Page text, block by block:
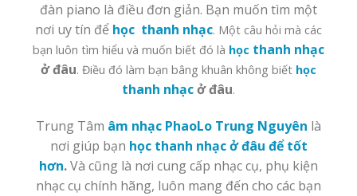
đàn piano là điều đơn giản. Bạn muốn tìm một
nơi uy tín để học thanh nhạc. Một câu hỏi mà các
bạn luôn tìm hiểu và muốn biết đó là học thanh nhạc
ở đâu. Điều đó làm bạn bâng khuân không biết học
thanh nhạcở đâu.
Trung Tâm âm nhạc PhaoLo Trung Nguyên là
nơi giúp bạn học thanh nhạcở đâu để tốt
hơn.Và cũng là nơi cung cấp nhạc cụ, phụ kiện
nhạc cụ chính hãng, luôn mang đến cho các bạn